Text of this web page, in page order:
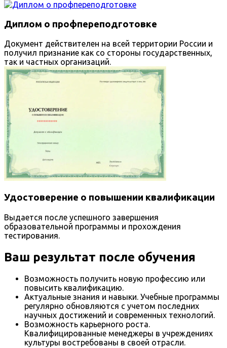
Диплом о профпереподготовке
Документ действителен на всей территории России и
получил признание как со стороны государственных,
так и частных организаций.
Удостоверение о повышении квалификации
Выдается после успешного завершения
образовательной программы и прохождения
тестирования.
Ваш результат после обучения
Возможность получить новую профессию или
повысить квалификацию.
Актуальные знания и навыки. Учебные программы
регулярно обновляются с учетом последних
научных достижений и современных технологий.
Возможность карьерного роста.
Квалифицированные менеджеры в учреждениях
культуры востребованы в своей отрасли.